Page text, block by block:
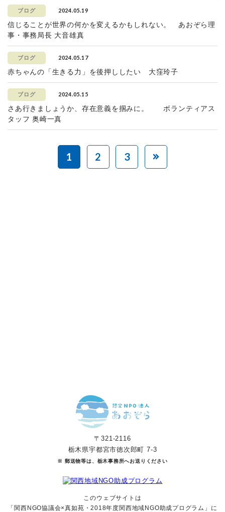
ブログ 2024.05.19
信じることが世界の何かを変えるかもしれない。 あおぞら理
事・事務局長 大音雄真
ブログ 2024.05.17
赤ちゃんの「生きる力」を後押ししたい 大窪玲子
ブログ 2024.05.15
さあ行きましょうか、存在意義を掴みに。 ボランティアス
タッフ 奥崎一真
1 2 3
〒321-2116
栃木県宇都宮市徳次郎町 7-3
※ 郵送物等は、栃木事務所へお送りください
このウェブサイトは
「関西NGO協議会×真如苑・2018年度関西地域NGO助成プログラム」に